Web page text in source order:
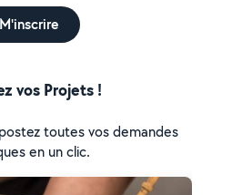
M'inscrire
vos Projets !
toutes vos demandes
en un clic.